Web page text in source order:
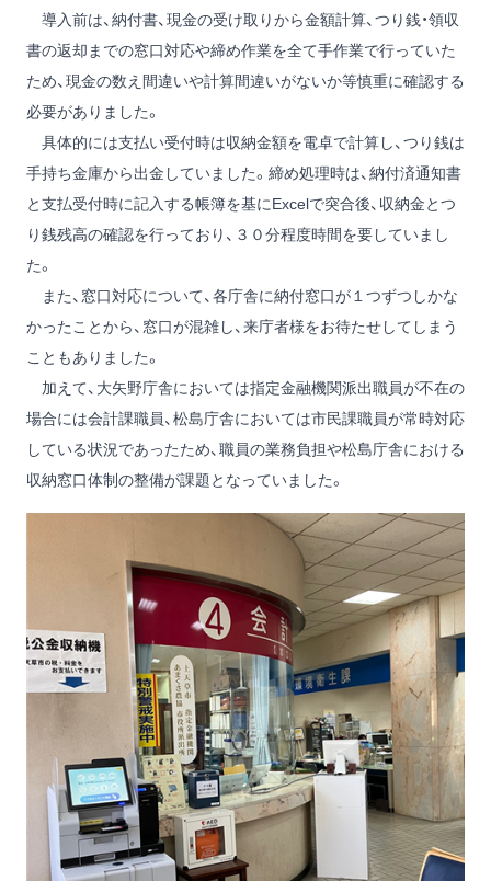
導入前は、納付書、現金の受け取りから金額計算、つり銭・領収
書の返却までの窓口対応や締め作業を全て手作業で行っていた
ため、現金の数え間違いや計算間違いがないか等慎重に確認する
必要がありました。
具体的には支払い受付時は収納金額を電卓で計算し、つり銭は
手持ち金庫から出金していました。締め処理時は、納付済通知書
と支払受付時に記入する帳簿を基にExcelで突合後、収納金とつ
り銭残高の確認を行っており、３０分程度時間を要していまし
た。
また、窓口対応について、各庁舎に納付窓口が１つずつしかな
かったことから、窓口が混雑し、来庁者様をお待たせしてしまう
こともありました。
加えて、大矢野庁舎においては指定金融機関派出職員が不在の
場合には会計課職員、松島庁舎においては市民課職員が常時対応
している状況であったため、職員の業務負担や松島庁舎における
収納窓口体制の整備が課題となっていました。